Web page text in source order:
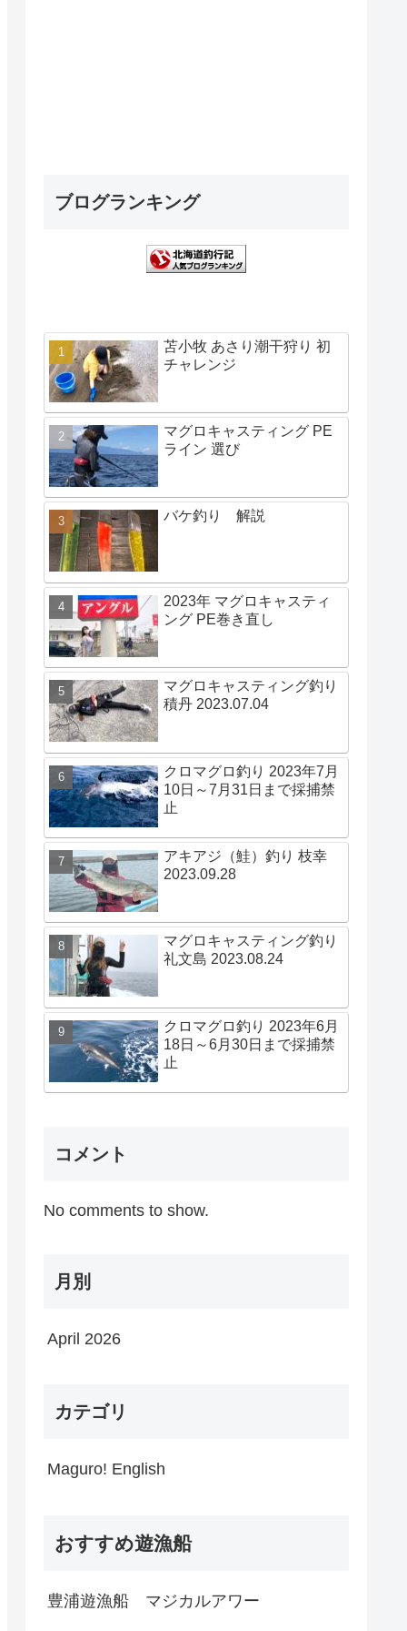
ブログランキング
苫小牧 あさり潮干狩り 初
チャレンジ
マグロキャスティング PE
ライン 選び
バケ釣り 解説
2023年 マグロキャスティ
ング PE巻き直し
マグロキャスティング釣り
積丹 2023.07.04
クロマグロ釣り 2023年7月
10日～7月31日まで採捕禁
止
アキアジ（鮭）釣り 枝幸
2023.09.28
マグロキャスティング釣り
礼文島 2023.08.24
クロマグロ釣り 2023年6月
18日～6月30日まで採捕禁
止
コメント
No comments to show.
月別
April 2026
カテゴリ
Maguro! English
おすすめ遊漁船
豊浦遊漁船 マジカルアワー